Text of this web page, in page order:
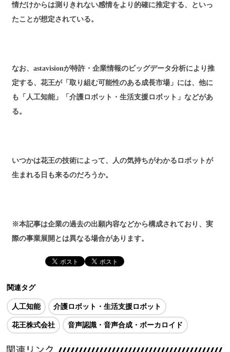
情だけからは測りきれない感情をより的確に推定する、といっ
たことが想定されている。
なお、astavisionが特許・企業情報のビッグデータ分析により推
定する、花王が「取り組む可能性のある成長市場」には、他に
も「人工知能」「介護ロボット・生活支援ロボット」などがあ
る。
いつかは花王の技術によって、人の気持ちがわかるロボットが
生まれる日も来るのだろうか。
※本記事は企業の過去の出願内容などから構成されており、実
際の事業展開とは異なる場合があります。
関連タグ
人工知能 介護ロボット・生活支援ロボット
花王株式会社 音声認識・音声合成・ボーカロイド